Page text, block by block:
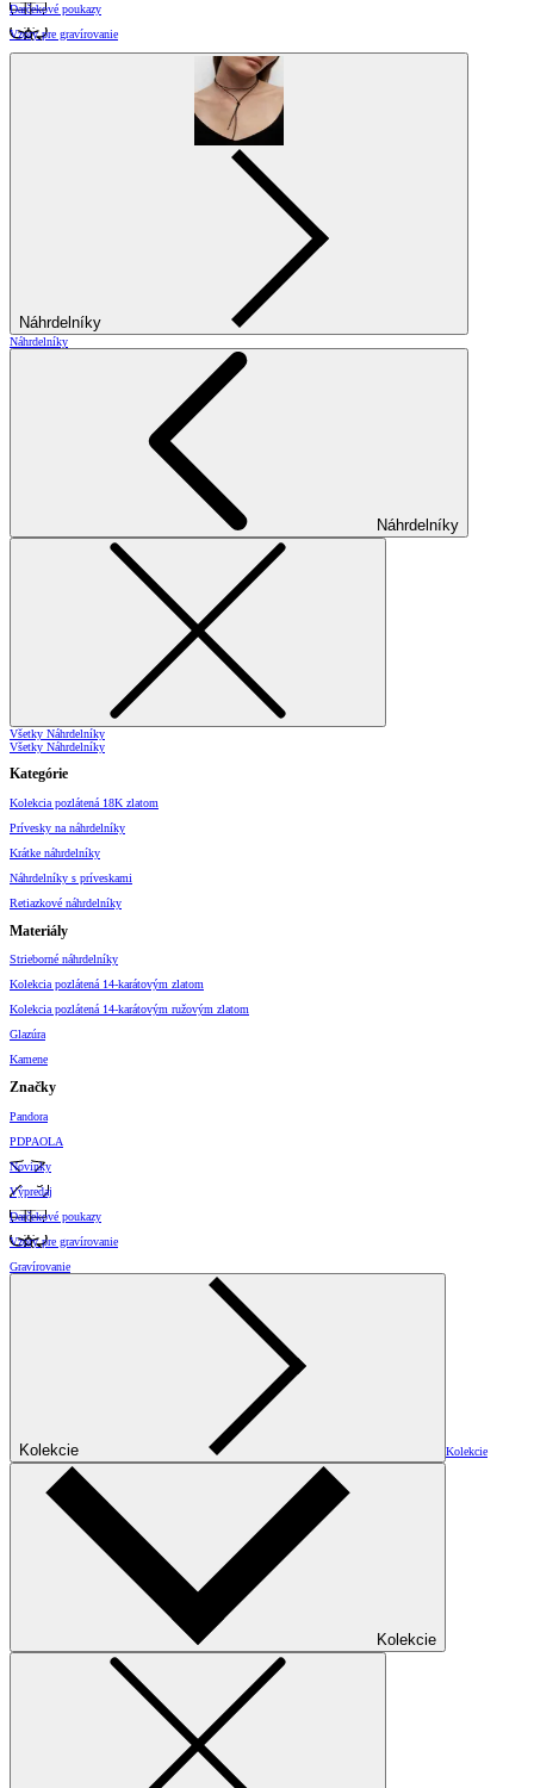
Darčekové poukazy
Vzory pre gravírovanie
Náhrdelníky
Náhrdelníky
Náhrdelníky
Všetky Náhrdelníky
Všetky Náhrdelníky
Kategórie
Kolekcia pozlátená 18K zlatom
Prívesky na náhrdelníky
Krátke náhrdelníky
Náhrdelníky s príveskami
Retiazkové náhrdelníky
Materiály
Strieborné náhrdelníky
Kolekcia pozlátená 14-karátovým zlatom
Kolekcia pozlátená 14-karátovým ružovým zlatom
Glazúra
Kamene
Značky
Pandora
PDPAOLA
Novinky
Výpredaj
Darčekové poukazy
Vzory pre gravírovanie
Gravírovanie
Kolekcie Kolekcie
Kolekcie